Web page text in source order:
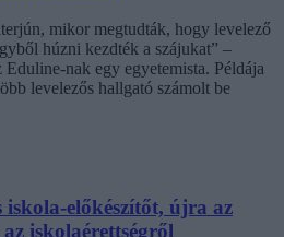
mikor megtudták, hogy levelező
húzni kezdték a szájukat” –
Eduline-nak egy egyetemista. Példája
levelezős hallgató számolt be
előkészítőt, újra az
iskolaérettségről